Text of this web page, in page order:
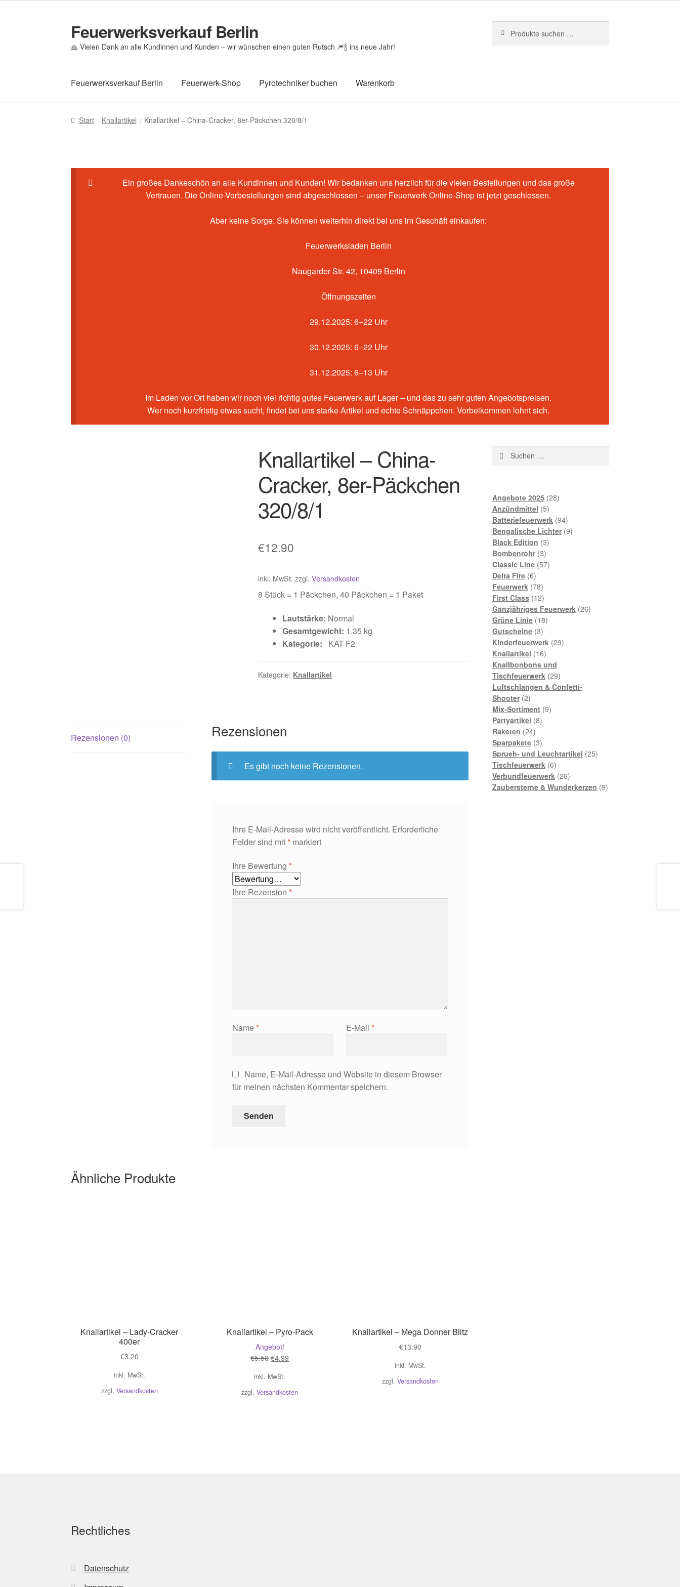
Zur
Navigation
springen
Zum
Inhalt
springen
Feuerwerksverkauf Berlin
🙏 Vielen Dank an alle Kundinnen und Kunden – wir wünschen einen guten Rutsch 🎆🍾 ins neue Jahr!
nach:
Feuerwerksverkauf Berlin Feuerwerk-Shop Pyrotechniker buchen Warenkorb
Start Cookie-Richtlinie (EU)Datenschutz Echtheit von Bewertungen
Start Knallartikel Knallartikel – China-Cracker, 8er-Päckchen 320/8/1
Ein großes Dankeschön an alle Kundinnen und Kunden! Wir bedanken uns herzlich für die vielen Bestellungen und das große
Vertrauen. Die Online-Vorbestellungen sind abgeschlossen – unser Feuerwerk Online-Shop ist jetzt geschlossen.
Aber keine Sorge: Sie können weiterhin direkt bei uns im Geschäft einkaufen:
Feuerwerksladen Berlin
Naugarder Str. 42, 10409 Berlin
Öffnungszeiten
29.12.2025: 6–22 Uhr
30.12.2025: 6–22 Uhr
31.12.2025: 6–13 Uhr
Im Laden vor Ort haben wir noch viel richtig gutes Feuerwerk auf Lager – und das zu sehr guten Angebotspreisen.
Wer noch kurzfristig etwas sucht, findet bei uns starke Artikel und echte Schnäppchen. Vorbeikommen lohnt sich.
Knallartikel – China-
Cracker, 8er-Päckchen
320/8/1
€12.90
inkl. MwSt. zzgl.Versandkosten
8 Stück = 1 Päckchen, 40 Päckchen = 1 Paket
Lautstärke: Normal
Gesamtgewicht: 1.35 kg
Kategorie:
KAT F2
Kategorie: Knallartikel
Rezensionen (0) Rezensionen
Es gibt noch keine Rezensionen.
Ihre E-Mail-Adresse wird nicht veröffentlicht. Erforderliche
Felder sind mit* markiert
Ihre Bewertung*
Ihre Rezension*
Name* E-Mail*
Name, E-Mail-Adresse und Website in diesem Browser
für meinen nächsten Kommentar speichern.
Ähnliche Produkte
Knallartikel – Lady-Cracker
400er
€3.20
inkl. MwSt.
zzgl. Versandkosten
Knallartikel – Pyro-Pack
Angebot!
€5.50Ursprünglicher
war:
€5.50
€4.99
€4.99.
inkl. MwSt.
zzgl.Versandkosten
Knallartikel – Mega Donner Blitz
€13.90
inkl. MwSt.
zzgl. Versandkosten
Suchen
nach:
Angebote 2025 2828
Anzündmittel 55
Produkte
Batteriefeuerwerk 9494
Produkte
Bengalische Lichter 99
Black Edition 33
Bombenrohr 33
Produkte
Classic Line 5757
Delta Fire 66
Produkte
Feuerwerk 7878
Produkte
First Class 1212
Produkte
Ganzjähriges Feuerwerk 2626
Grüne Linie 1818
Gutscheine 33
Produkte
Kinderfeuerwerk 2929
Knallartikel 1616
Produkte
Knallbonbons und
Tischfeuerwerk 2929
Produkte
Luftschlangen & Confetti-
Shooter 22
Produkte
Mix-Sortiment 99
Partyartikel 88
Raketen 2424
Produkte
Sparpakete 33
Produkte
Sprueh- und Leuchtartikel 2525
Tischfeuerwerk 66
Produkte
Verbundfeuerwerk 2626
Produkte
Zaubersterne & Wunderkerzen 99
Rechtliches
Datenschutz